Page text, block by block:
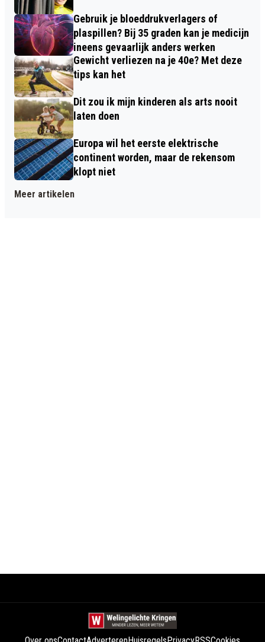
Gebruik je bloeddrukverlagers of
plaspillen? Bij 35 graden kan je medicijn
ineens gevaarlijk anders werken
Gewicht verliezen na je 40e? Met deze
tips kan het
Dit zou ik mijn kinderen als arts nooit
laten doen
Europa wil het eerste elektrische
continent worden, maar de rekensom
klopt niet
Meer artikelen